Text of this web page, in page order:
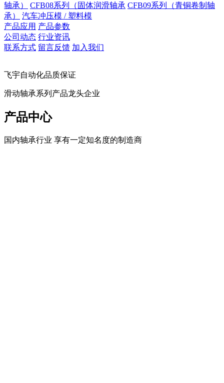
轴承）
CFB08系列（固体润滑轴承 CFB09系列（青铜卷制轴
承）
汽车冲压模 / 塑料模
产品应用 产品参数
公司动态 行业资讯
联系方式 留言反馈 加入我们
飞宇自动化品质保证
滑动轴承系列产品龙头企业
产品中心
国内轴承行业 享有一定知名度的制造商